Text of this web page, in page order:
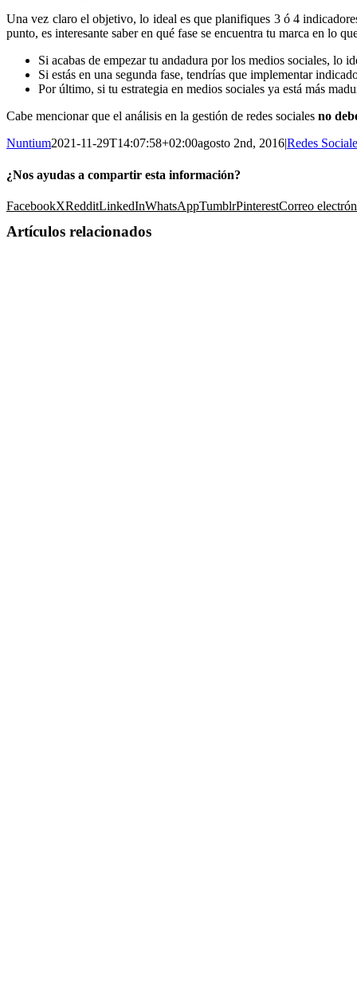
Una vez claro el objetivo, lo ideal es que planifiques 3 ó 4
punto, es interesante saber en qué fase se encuentra tu marca en lo
Si acabas de empezar tu andadura por los medios sociales, lo
Si estás en una segunda fase, tendrías que implementar
Por último, si tu estrategia en medios sociales ya está más
Cabe mencionar que el análisis en la gestión de redes sociales no
Nuntium2021-11-29T14:07:58+02:00agosto 2nd, 2016|Redes
¿Nos ayudas a compartir esta información?
FacebookXRedditLinkedInWhatsAppTumblrPinterestCorreo
Artículos relacionados